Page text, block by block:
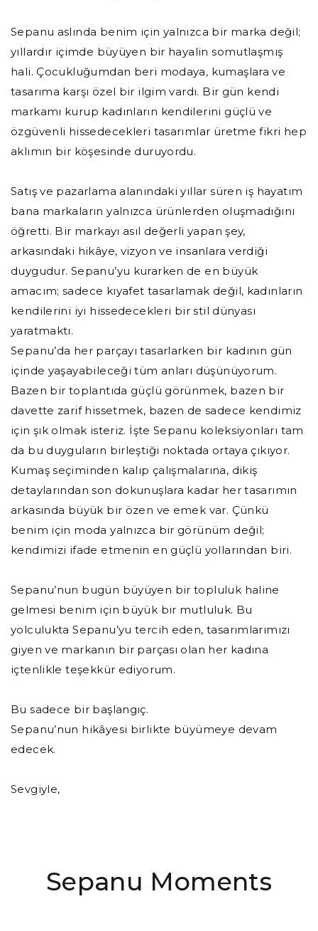
Sepanu aslında benim için yalnızca bir marka değil;
yıllardır içimde büyüyen bir hayalin somutlaşmış
hali. Çocukluğumdan beri modaya, kumaşlara ve
tasarıma karşı özel bir ilgim vardı. Bir gün kendi
markamı kurup kadınların kendilerini güçlü ve
özgüvenli hissedecekleri tasarımlar üretme fikri hep
aklımın bir köşesinde duruyordu.
Satış ve pazarlama alanındaki yıllar süren iş hayatım
bana markaların yalnızca ürünlerden oluşmadığını
öğretti. Bir markayı asıl değerli yapan şey,
arkasındaki hikâye, vizyon ve insanlara verdiği
duygudur. Sepanu’yu kurarken de en büyük
amacım; sadece kıyafet tasarlamak değil, kadınların
kendilerini iyi hissedecekleri bir stil dünyası
yaratmaktı.
Sepanu’da her parçayı tasarlarken bir kadının gün
içinde yaşayabileceği tüm anları düşünüyorum.
Bazen bir toplantıda güçlü görünmek, bazen bir
davette zarif hissetmek, bazen de sadece kendimiz
için şık olmak isteriz. İşte Sepanu koleksiyonları tam
da bu duyguların birleştiği noktada ortaya çıkıyor.
Kumaş seçiminden kalıp çalışmalarına, dikiş
detaylarından son dokunuşlara kadar her tasarımın
arkasında büyük bir özen ve emek var. Çünkü
benim için moda yalnızca bir görünüm değil;
kendimizi ifade etmenin en güçlü yollarından biri.
Sepanu’nun bugün büyüyen bir topluluk haline
gelmesi benim için büyük bir mutluluk. Bu
yolculukta Sepanu’yu tercih eden, tasarımlarımızı
giyen ve markanın bir parçası olan her kadına
içtenlikle teşekkür ediyorum.
Bu sadece bir başlangıç.
Sepanu’nun hikâyesi birlikte büyümeye devam
edecek.
Sevgiyle,
Sepanu Moments